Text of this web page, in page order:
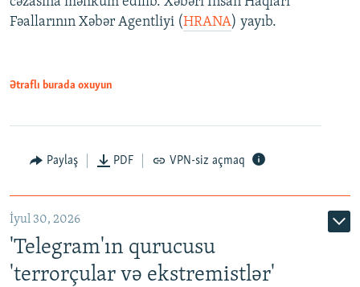
Fəallarının Xəbər Agentliyi (HRANA) yayıb.
Ətraflı burada oxuyun
Paylaş PDF VPN-siz açmaq
İyul 30, 2026
'Telegram'ın qurucusu
'terrorçular və ekstremistlər'